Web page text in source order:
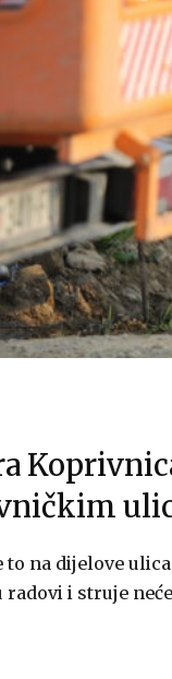
to na dijelove
radovi i struje